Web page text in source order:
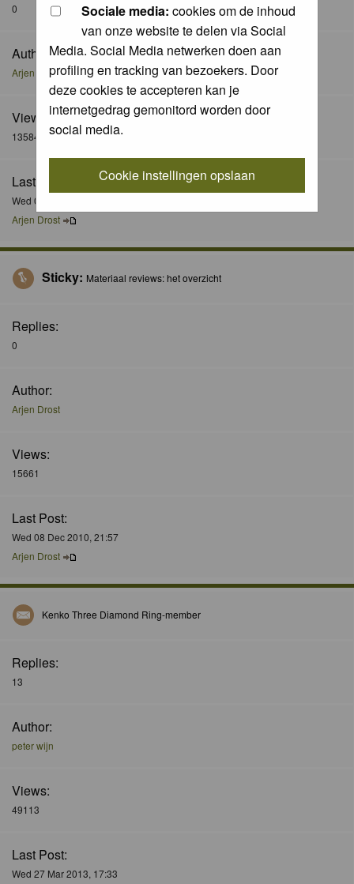
Sociale media: cookies om de inhoud
van onze website te delen via Social
Media. Social Media netwerken doen aan
profiling en tracking van bezoekers. Door
deze cookies te accepteren kan je
internetgedrag gemonitord worden door
social media.
Cookie instellingen opslaan
0
Author:
Arjen Drost
Views:
13584
Last Post:
Wed 08 Dec 2010, 22:06
Arjen Drost
Sticky: Materiaal reviews: het overzicht
Replies:
0
Author:
Arjen Drost
Views:
15661
Last Post:
Wed 08 Dec 2010, 21:57
Arjen Drost
Kenko Three Diamond Ring-member
Replies:
13
Author:
peter wijn
Views:
49113
Last Post:
Wed 27 Mar 2013, 17:33